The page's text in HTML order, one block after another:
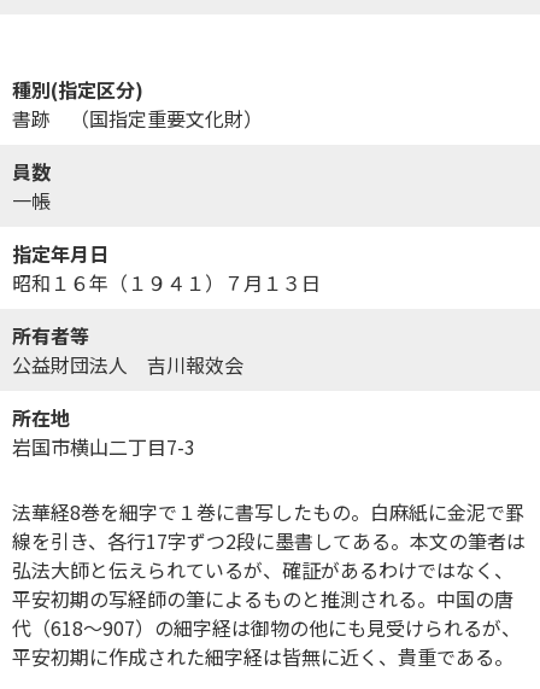
種別(指定区分)
書跡 （国指定重要文化財）
員数
一帳
指定年月日
昭和１６年（１９４１）７月１３日
所有者等
公益財団法人 吉川報效会
所在地
岩国市横山二丁目7-3
法華経8巻を細字で１巻に書写したもの。白麻紙に金泥で罫
線を引き、各行17字ずつ2段に墨書してある。本文の筆者は
弘法大師と伝えられているが、確証があるわけではなく、
平安初期の写経師の筆によるものと推測される。中国の唐
代（618～907）の細字経は御物の他にも見受けられるが、
平安初期に作成された細字経は皆無に近く、貴重である。